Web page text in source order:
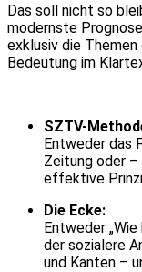
Das soll nicht so
modernste
exklusiv die
Bedeutung im
SZTV-
Entweder das
Zeitung oder –
effektive
Die Ecke:
Entweder
der sozialere
und Kanten –